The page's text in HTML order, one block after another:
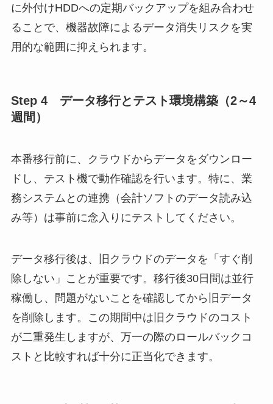
に外付けHDDへの定期バックアップを組み合わせ
ることで、機器故障によるデータ消失リスクを実
用的な範囲に抑えられます。
Step 4 データ移行とテスト環境構築（2～4
週間）
本番移行前に、クラウドからデータをダウンロー
ドし、テスト機で動作確認を行います。特に、業
務システムとの連携（会計ソフトのデータ読み込
み等）は事前に念入りにテストしてください。
データ移行後は、旧クラウドのデータを「すぐ削
除しない」ことが重要です。移行後30日間は並行
稼働し、問題がないことを確認してから旧データ
を削除します。この期間中は旧クラウドのコスト
が二重発生しますが、万一の際のロールバックコ
ストと比較すれば十分に正当化できます。